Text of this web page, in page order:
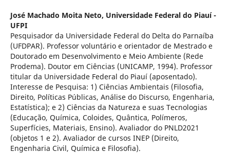
José Machado Moita Neto, Universidade Federal do Piauí -
UFPI
Pesquisador da Universidade Federal do Delta do Parnaíba
(UFDPAR). Professor voluntário e orientador de Mestrado e
Doutorado em Desenvolvimento e Meio Ambiente (Rede
Prodema). Doutor em Ciências (UNICAMP, 1994). Professor
titular da Universidade Federal do Piauí (aposentado).
Interesse de Pesquisa: 1) Ciências Ambientais (Filosofia,
Direito, Políticas Públicas, Análise do Discurso, Engenharia,
Estatística); e 2) Ciências da Natureza e suas Tecnologias
(Educação, Química, Coloides, Quântica, Polímeros,
Superfícies, Materiais, Ensino). Avaliador do PNLD2021
(objetos 1 e 2). Avaliador de cursos INEP (Direito,
Engenharia Civil, Química e Filosofia).